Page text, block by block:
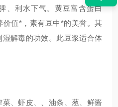
、利水下气。黄豆富含蛋白
价值*，素有豆中*的美誉。其
解毒的功效。此豆浆适合体
、虾皮、、 油条 、葱、鲜酱